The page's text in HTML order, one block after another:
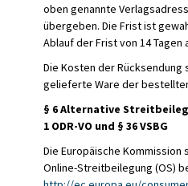
oben genannte
übergeben. Die Frist ist
Ablauf der Frist von 14 Tagen
Die Kosten der Rücksendung
gelieferte Ware der
§ 6 Alternative
1 ODR-VO und § 36 VSBG
Die Europäische
Online-Streitbeilegung (OS)